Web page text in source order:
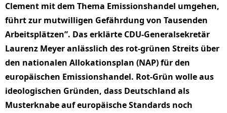
Clement mit dem Thema Emissionshandel umgehen,
führt zur mutwilligen Gefährdung von Tausenden
Arbeitsplätzen”. Das erklärte CDU-Generalsekretär
Laurenz Meyer anlässlich des rot-grünen Streits über
den nationalen Allokationsplan (NAP) für den
europäischen Emissionshandel. Rot-Grün wolle aus
ideologischen Gründen, dass Deutschland als
Musterknabe auf europäische Standards noch